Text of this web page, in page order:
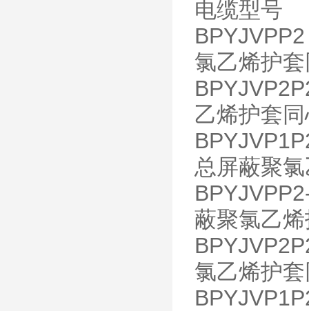
电缆型号
氯乙烯护
乙烯护套
总屏蔽聚
蔽聚氯乙
氯乙烯护